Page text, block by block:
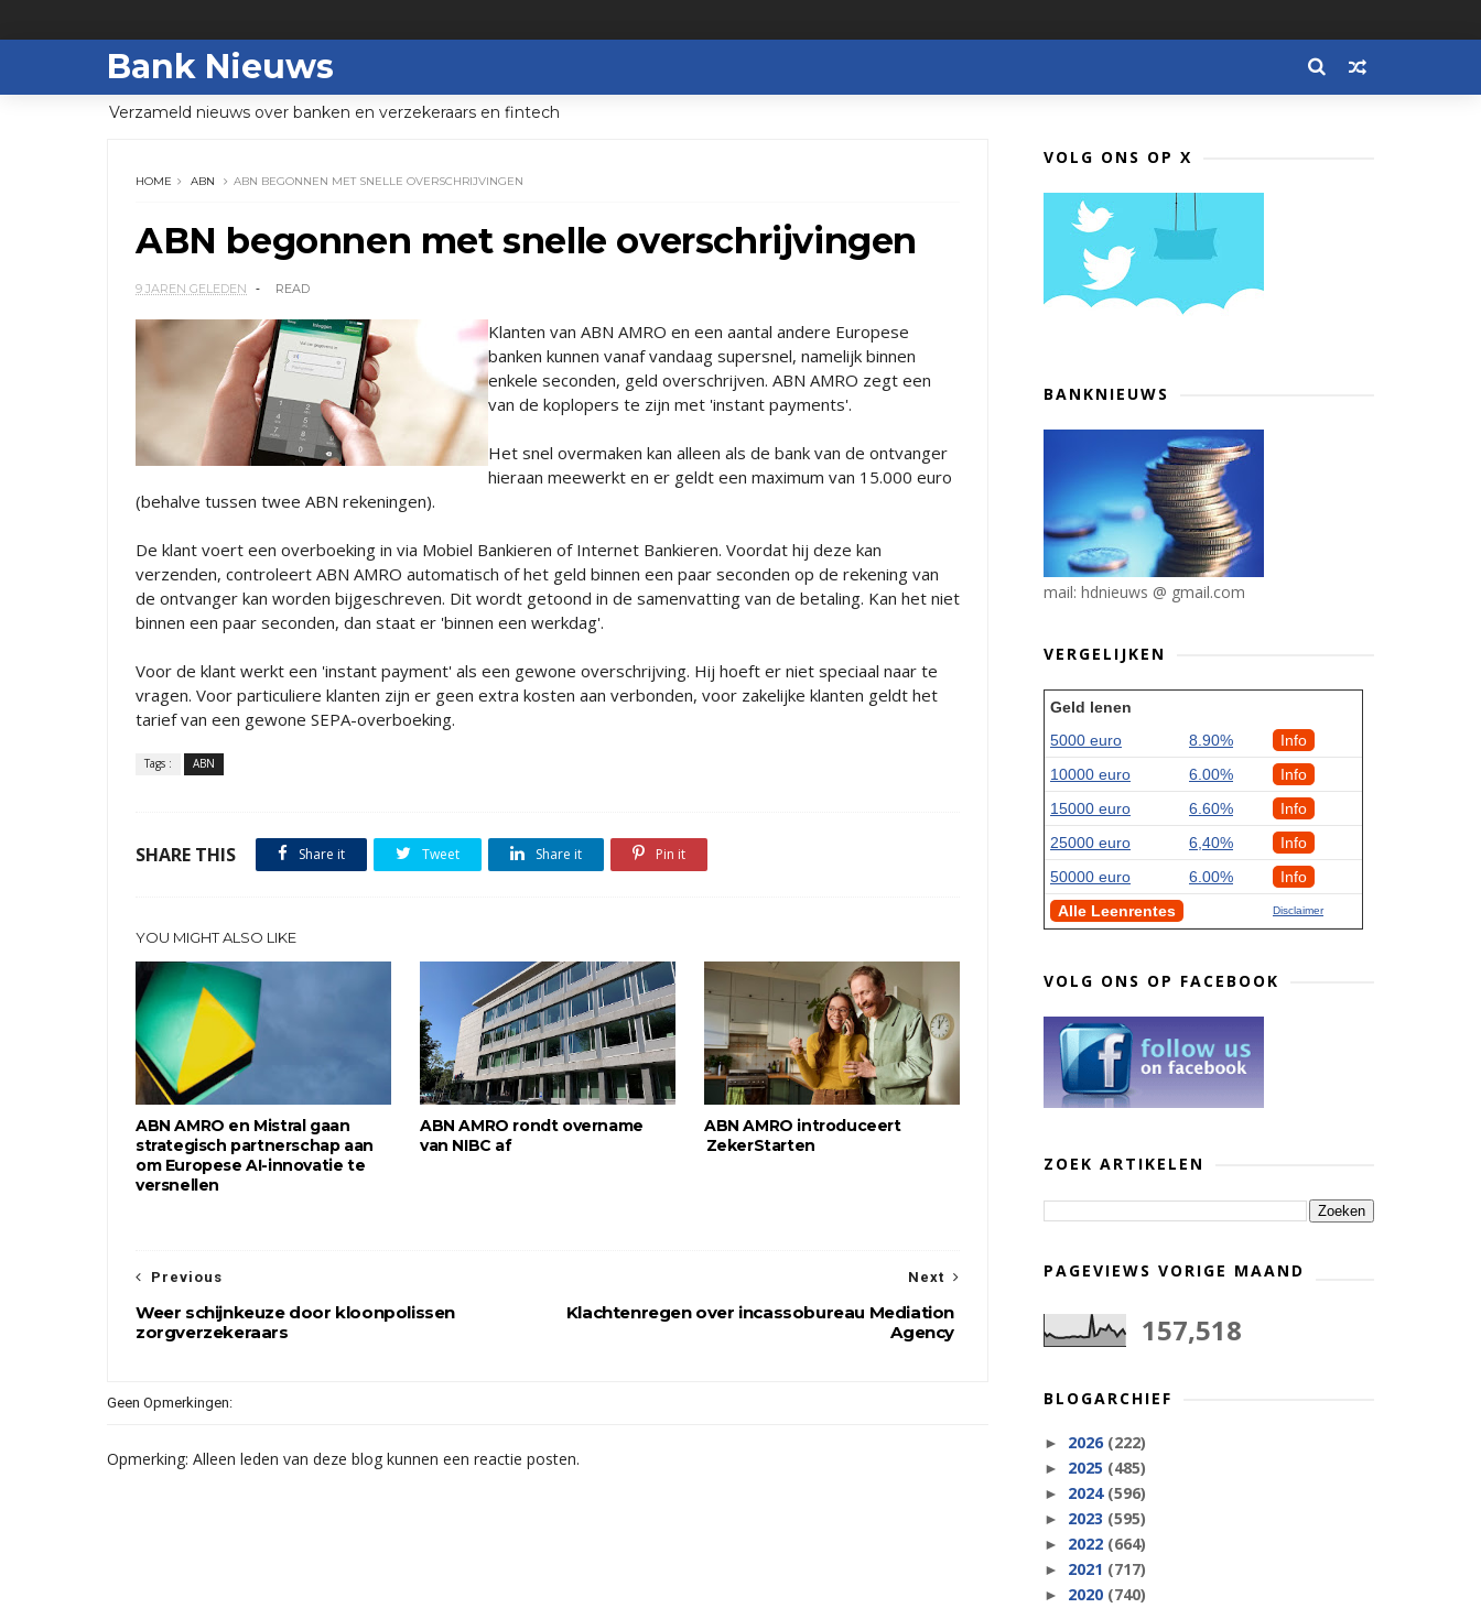
Bank Nieuws
Verzameld nieuws over banken en verzekeraars en fintech
HOME ABN ABN BEGONNEN MET SNELLE OVERSCHRIJVINGEN
ABN begonnen met snelle overschrijvingen
9 JAREN GELEDEN READ
Klanten van ABN AMRO en een aantal andere Europese
banken kunnen vanaf vandaag supersnel, namelijk binnen
enkele seconden, geld overschrijven. ABN AMRO zegt een
van de koplopers te zijn met 'instant payments'.
Het snel overmaken kan alleen als de bank van de ontvanger
hieraan meewerkt en er geldt een maximum van 15.000 euro
(behalve tussen twee ABN rekeningen).
De klant voert een overboeking in via Mobiel Bankieren of Internet Bankieren. Voordat hij deze kan
verzenden, controleert ABN AMRO automatisch of het geld binnen een paar seconden op de rekening van
de ontvanger kan worden bijgeschreven. Dit wordt getoond in de samenvatting van de betaling. Kan het niet
binnen een paar seconden, dan staat er 'binnen een werkdag'.
Voor de klant werkt een 'instant payment' als een gewone overschrijving. Hij hoeft er niet speciaal naar te
vragen. Voor particuliere klanten zijn er geen extra kosten aan verbonden, voor zakelijke klanten geldt het
tarief van een gewone SEPA-overboeking.
Tags : ABN
SHARE THIS Share it Tweet Share it Pin it
YOU MIGHT ALSO LIKE
ABN AMRO en Mistral gaan
strategisch partnerschap aan
om Europese AI-innovatie te
versnellen
ABN AMRO rondt overname
van NIBC af
ABN AMRO introduceert
ZekerStarten
Next
Klachtenregen over incassobureau Mediation
Agency
Previous
Weer schijnkeuze door kloonpolissen
zorgverzekeraars
Geen Opmerkingen:
Opmerking: Alleen leden van deze blog kunnen een reactie posten.
VOLG ONS OP X
BANKNIEUWS
mail: hdnieuws @ gmail.com
VERGELIJKEN
Geld lenen
5000 euro
8.90%
Info
10000 euro
6.00%
Info
15000 euro
6.60%
Info
25000 euro
6,40%
Info
50000 euro
6.00%
Info
Alle Leenrentes
Disclaimer
VOLG ONS OP FACEBOOK
ZOEK ARTIKELEN
PAGEVIEWS VORIGE MAAND
157,518
BLOGARCHIEF
► 2026 (222)
► 2025 (485)
► 2024 (596)
► 2023 (595)
► 2022 (664)
► 2021 (717)
► 2020 (740)